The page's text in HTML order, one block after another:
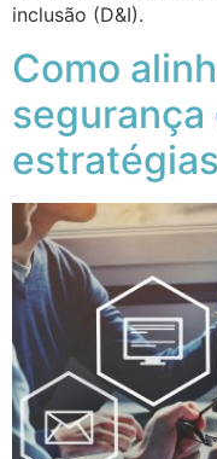
inclusão (D&I).
Como
segurança